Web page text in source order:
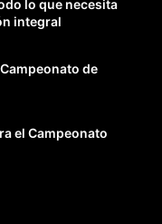
lo que necesita
integral
de
el Campeonato